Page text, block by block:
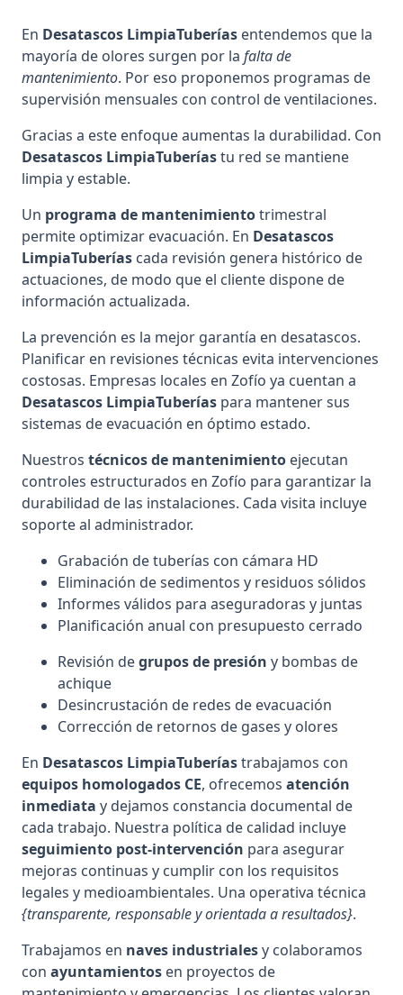
En Desatascos LimpiaTuberías entendemos que la
mayoría de olores surgen por la falta de
mantenimiento. Por eso proponemos programas de
supervisión mensuales con control de ventilaciones.
Gracias a este enfoque aumentas la durabilidad. Con
Desatascos LimpiaTuberíastu red se mantiene
limpia y estable.
Un programa de mantenimientotrimestral
permite optimizar evacuación. En Desatascos
LimpiaTuberías cada revisión genera histórico de
actuaciones, de modo que el cliente dispone de
información actualizada.
La prevención es la mejor garantía en desatascos.
Planificar en revisiones técnicas evita intervenciones
costosas. Empresas locales en Zofío ya cuentan a
Desatascos LimpiaTuberías para mantener sus
sistemas de evacuación en óptimo estado.
Nuestros técnicos de mantenimiento ejecutan
controles estructurados en Zofío para garantizar la
durabilidad de las instalaciones. Cada visita incluye
soporte al administrador.
Grabación de tuberías con cámara HD
Eliminación de sedimentos y residuos sólidos
Informes válidos para aseguradoras y juntas
Planificación anual con presupuesto cerrado
Revisión degrupos de presión y bombas de
achique
Desincrustación de redes de evacuación
Corrección de retornos de gases y olores
En Desatascos LimpiaTuberíastrabajamos con
equipos homologados CE, ofrecemos atención
inmediata y dejamos constancia documental de
cada trabajo. Nuestra política de calidad incluye
seguimiento post-intervención para asegurar
mejoras continuas y cumplir con los requisitos
legales y medioambientales. Una operativa técnica
{transparente, responsable y orientada a resultados}.
Trabajamos en naves industrialesy colaboramos
con ayuntamientos en proyectos de